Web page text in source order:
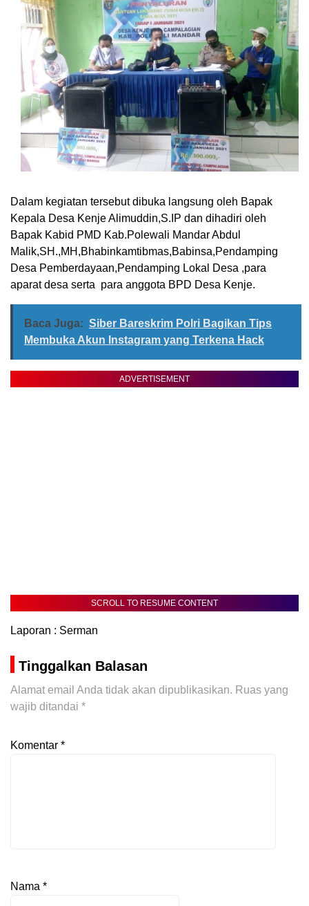
Dalam kegiatan tersebut dibuka langsung oleh Bapak
Kepala Desa Kenje Alimuddin,S.IP dan dihadiri oleh
Bapak Kabid PMD Kab.Polewali Mandar Abdul
Malik,SH.,MH,Bhabinkamtibmas,Babinsa,Pendamping
Desa Pemberdayaan,Pendamping Lokal Desa ,para
aparat desa serta para anggota BPD Desa Kenje.
Baca Juga: Siber Bareskrim Polri Bagikan Tips
Membuka Akun Instagram yang Terkena Hack
ADVERTISEMENT
SCROLL TO RESUME CONTENT
Laporan : Serman
Tinggalkan Balasan
Alamat email Anda tidak akan dipublikasikan. Ruas yang
wajib ditandai *
Komentar *
Nama *